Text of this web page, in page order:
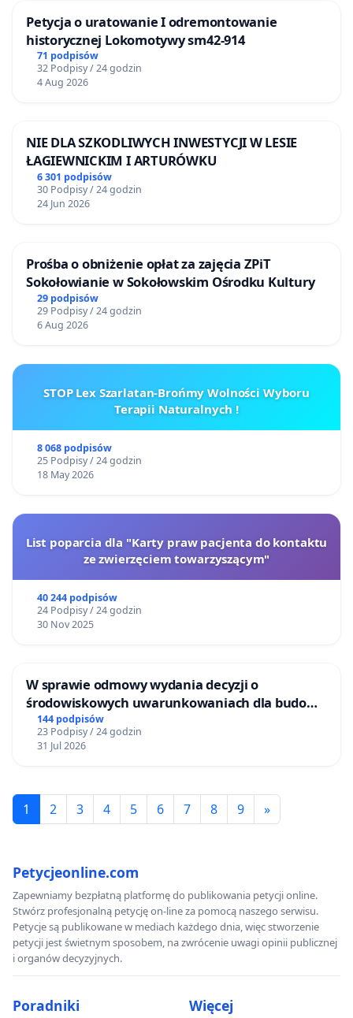
Petycja o uratowanie I odremontowanie
historycznej Lokomotywy sm42-914
71 podpisów
32 Podpisy / 24 godzin
4 Aug 2026
NIE DLA SZKODLIWYCH INWESTYCJI W LESIE
ŁAGIEWNICKIM I ARTURÓWKU
6 301 podpisów
30 Podpisy / 24 godzin
24 Jun 2026
Prośba o obniżenie opłat za zajęcia ZPiT
Sokołowianie w Sokołowskim Ośrodku Kultury
29 podpisów
29 Podpisy / 24 godzin
6 Aug 2026
STOP Lex Szarlatan-Brońmy Wolności Wyboru
Terapii Naturalnych !
8 068 podpisów
25 Podpisy / 24 godzin
18 May 2026
List poparcia dla "Karty praw pacjenta do kontaktu
ze zwierzęciem towarzyszącym"
40 244 podpisów
24 Podpisy / 24 godzin
30 Nov 2025
W sprawie odmowy wydania decyzji o
środowiskowych uwarunkowaniach dla budowy
zakładu wytwarzania biometanu „Krynki” w
Ostrowiu Południowym oraz ochrony
mieszkańców i Puszczy Knyszyńskiej
144 podpisów
23 Podpisy / 24 godzin
31 Jul 2026
1 2 3 4 5 6 7 8 9 »
Petycjeonline.com
Zapewniamy bezpłatną platformę do publikowania petycji online.
Stwórz profesjonalną petycję on-line za pomocą naszego serwisu.
Petycje są publikowane w mediach każdego dnia, więc stworzenie
petycji jest świetnym sposobem, na zwrócenie uwagi opinii publicznej
i organów decyzyjnych.
Poradniki Więcej